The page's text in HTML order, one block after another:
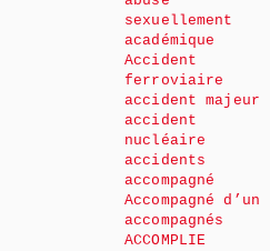
sexuellement
académique
Accident
ferroviaire
accident majeur
accident
nucléaire
accidents
accompagné
Accompagné d’un
accompagnés
ACCOMPLIE